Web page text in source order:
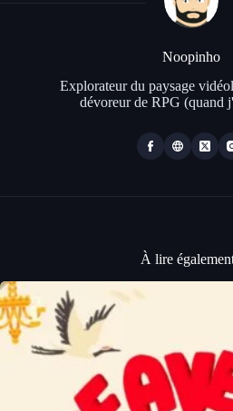
Noopinho
Explorateur du paysage
dévoreur de RPG (quand
À lire